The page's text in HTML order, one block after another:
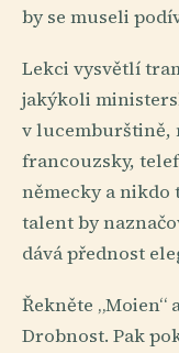
by se museli
Lekci vysvětlí
jakýkoli
v lucemburštině,
francouzsky,
německy a nikdo
talent by
dává přednost
Řekněte „Moien“
Drobnost. Pak